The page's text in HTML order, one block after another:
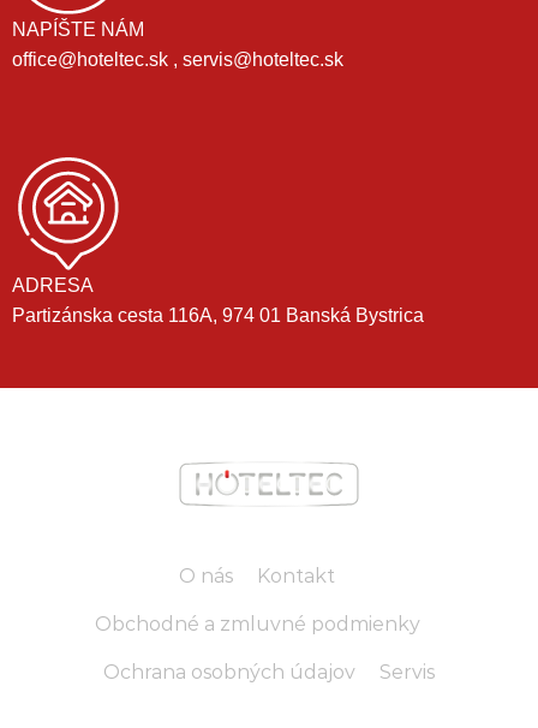
NAPÍŠTE NÁM
office@hoteltec.sk , servis@hoteltec.sk
ADRESA
Partizánska cesta 116A, 974 01 Banská Bystrica
O nás Kontakt
Obchodné a zmluvné podmienky
Ochrana osobných údajov Servis